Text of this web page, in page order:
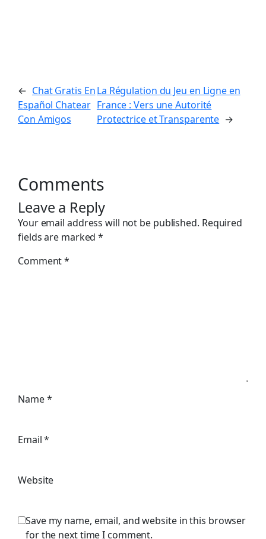
← Chat Gratis En
Español Chatear
Con Amigos
La Régulation du Jeu en Ligne en
France : Vers une Autorité
Protectrice et Transparente →
Comments
Leave a Reply
Your email address will not be published. Required
fields are marked*
Comment*
Name*
Email*
Website
Save my name, email, and website in this browser
for the next time I comment.